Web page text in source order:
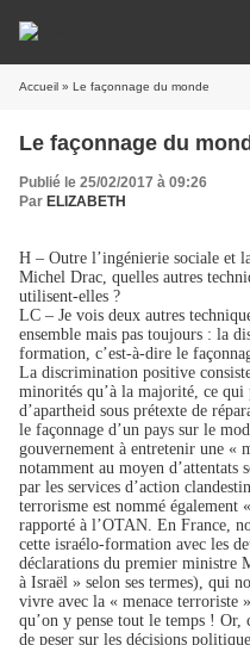
Accueil » Le façonnage du monde
Le façonnage du
Publié le 25/02/2017 à 09:26
Par ELIZABETH
H – Outre l’ingénierie sociale et
Michel Drac, quelles autres
utilisent-elles ?
LC – Je vois deux autres
ensemble mais pas toujours : la
formation, c’est-à-dire le
La discrimination positive
minorités qu’à la majorité, ce qui
d’apartheid sous prétexte de
le façonnage d’un pays sur le
gouvernement à entretenir une «
notamment au moyen d’attentats
par les services d’action
terrorisme est nommé également
rapporté à l’OTAN. En France,
cette israélo-formation avec les
déclarations du premier ministre
à Israël » selon ses termes), qui
vivre avec la « menace terroriste
qu’on y pense tout le temps !
de peser sur les décisions